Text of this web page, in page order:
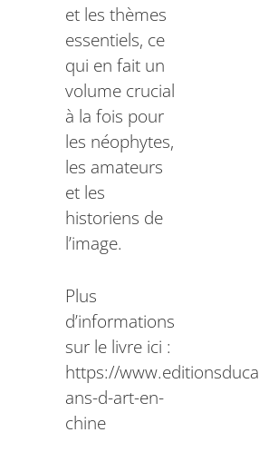
et les thèmes
essentiels, ce
qui en fait un
volume crucial
à la fois pour
les néophytes,
les amateurs
et les
historiens de
l’image.
Plus
d’informations
sur le livre ici :
https://
ans-d-art-en-
chine